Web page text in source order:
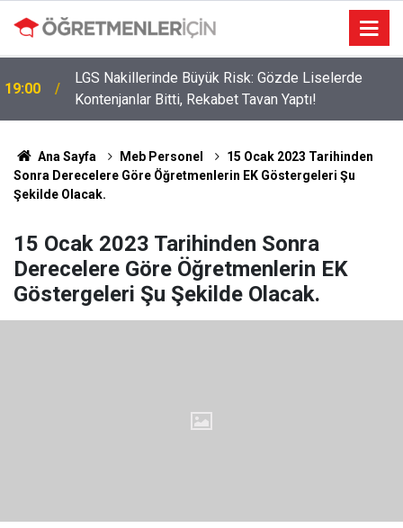
Kontenjanlar Bitti, Rekabet Tavan Yaptı!
09:05
İlçe Milli Eğitim Müdürü Ataması Yapıldı
Ana Sayfa Meb Personel
15 Ocak 2023 Tarihinden
Sonra Derecelere Göre Öğretmenlerin EK Göstergeleri Şu
Şekilde Olacak.
15 Ocak 2023 Tarihinden Sonra
Derecelere Göre Öğretmenlerin EK
Göstergeleri Şu Şekilde Olacak.